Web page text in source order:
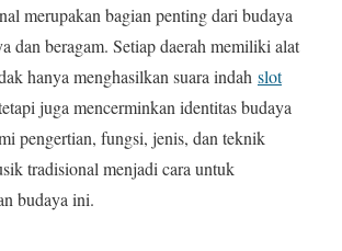
merupakan bagian penting dari budaya
dan beragam. Setiap daerah memiliki alat
hanya menghasilkan suara indah slot
juga mencerminkan identitas budaya
pengertian, fungsi, jenis, dan teknik
tradisional menjadi cara untuk
budaya ini.